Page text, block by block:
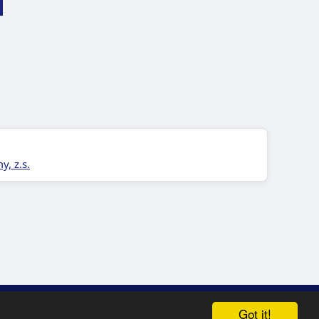
Got it!
z.s.